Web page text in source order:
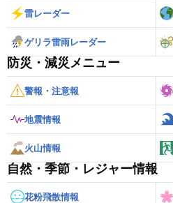
雷レーダー
ゲリラ雷雨レーダー
防災・減災メニュー
警報・注意報
地震情報
火山情報
自然・季節・レジャー情報
花粉飛散情報